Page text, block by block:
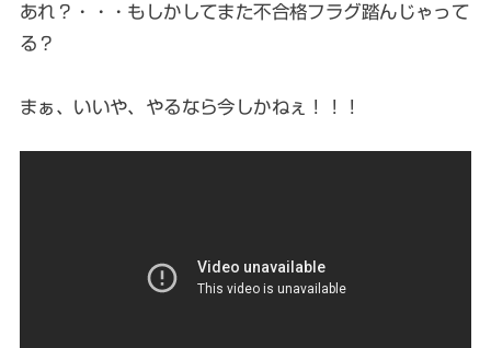
あれ？・・・もしかしてまた不合格フラグ踏んじゃって
る？
まぁ、いいや、やるなら今しかねぇ！！！